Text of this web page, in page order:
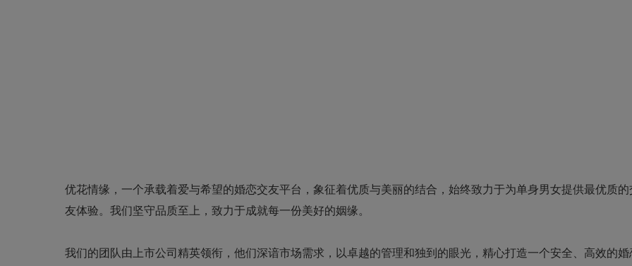
优花情缘，一个承载着爱与希望的婚恋交友平台，象征着优质与美丽的结合，始终致力于为单身男女提供最优质的
友体验。我们坚守品质至上，致力于成就每一份美好的姻缘。
我们的团队由上市公司精英领衔，他们深谙市场需求，以卓越的管理和独到的眼光，精心打造一个安全、高效的婚